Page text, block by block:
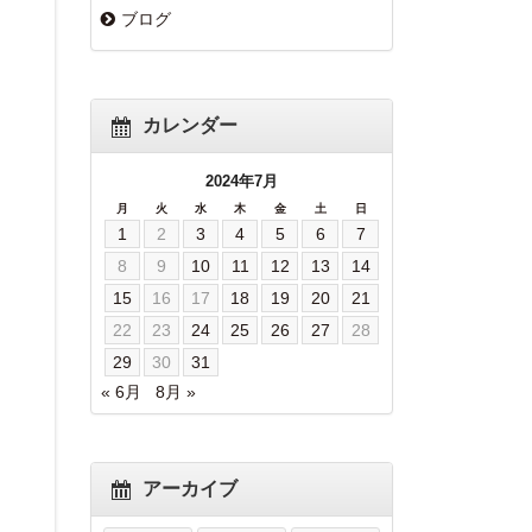
ブログ
カレンダー
2024年7月
月 火 水 木 金 土 日
1 2 3 4 5 6
7
8
9 10 11 12 13
14
15
16 17 18 19 20
21
22
23 24 25 26 27
28
29
30
31
« 6月
8月 »
アーカイブ